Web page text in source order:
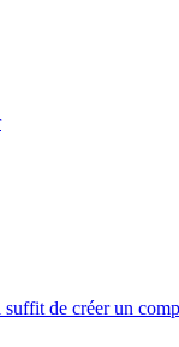
de créer un